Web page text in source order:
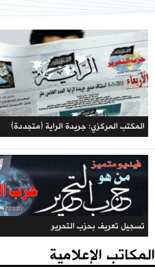
حملات الحزب
المكتبة الحزبية
المكاتب الإعلامية